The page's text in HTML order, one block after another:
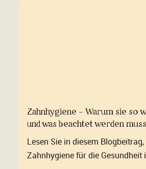
Zahnhygiene – Warum sie so
und was beachtet werden muss
Lesen Sie in diesem
Zahnhygiene für die Gesundheit